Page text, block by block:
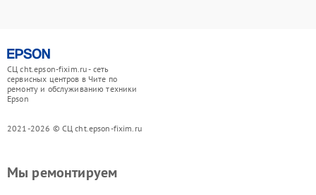
СЦ cht.epson-fixim.ru - сеть
сервисных центров в Чите по
ремонту и обслуживанию техники
Epson
2021-2026 © СЦ cht.epson-fixim.ru
Мы ремонтируем